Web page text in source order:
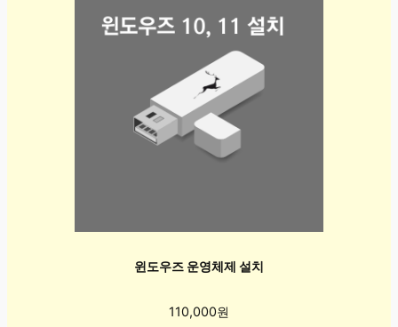
윈도우즈 운영체제 설치
110,000원